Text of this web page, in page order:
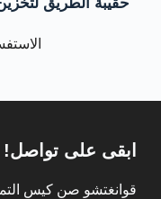
حقيبة الطريق
ابقى على تواصل!
قوانغتشو صن كيس